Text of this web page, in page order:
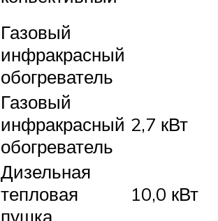
Газовый
инфракрасный
обогреватель
Газовый
инфракрасный
обогреватель
2,7 кВт
Дизельная
тепловая
пушка
10,0 кВт